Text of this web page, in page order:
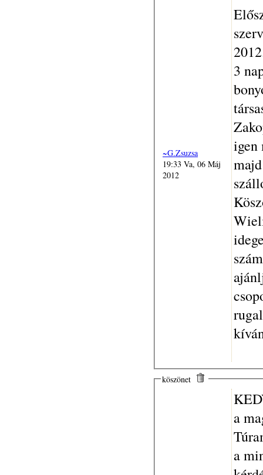
~G.Zsuzsa
19:33 Va, 06 Máj
2012
3
igen
köszönet
a
a